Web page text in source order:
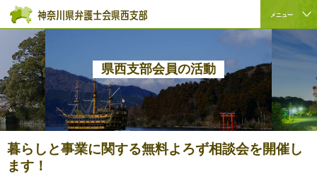
先
頭
で
す。
ャ
ン
プ
す
る。
サ
イ
ト
内
共
通
メ
ニ
共
通
メ
ニ
ュ
ー
を
読
メニュー
ト
内
共
通
メ
ニ
ュ
ー
か
ら
本
文
で
す。
県西支部会員の活動
暮らしと事業に関する無料よろず相談会を開催し
ます！